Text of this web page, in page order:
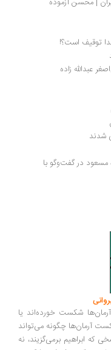
توقیف است؟!
عبدالله زاده
شکست خورده‌اند یا
آرمان‌ها چگونه می‌تواند
که ابراهیم برمی‌گزیند، نه